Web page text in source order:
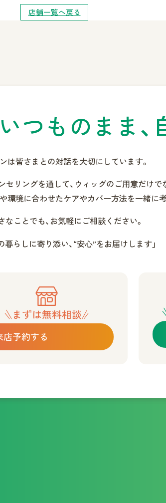
店舗一覧へ戻る
いつものまま、
は皆さまとの対話を大切にしています。
セリングを通して、 ウィッグのご用意だけで
環境に合わせたケアやカバー方法を一緒に
なことでも、お気軽にご相談ください。
暮らしに寄り添い、 “安心”をお届けします」
まずは無料相談
店予約する